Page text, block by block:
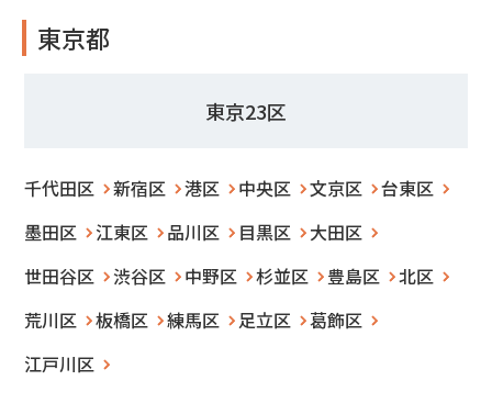
東京都
東京23区
千代田区 新宿区 港区 中央区 文京区
台東区
墨田区
江東区 品川区 目黒区
大田区
世田谷区
渋谷区 中野区 杉並区 豊島区
北区
荒川区
板橋区 練馬区 足立区
葛飾区
江戸川区